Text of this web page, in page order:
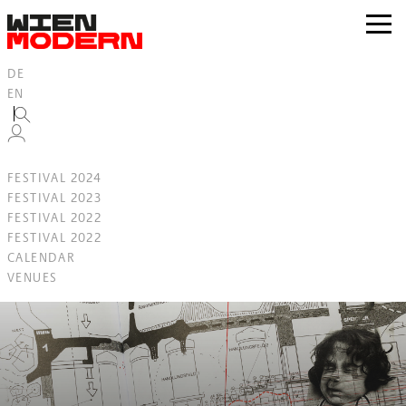
springen
zur
DE
EN
FESTIVAL 2024
FESTIVAL 2023
FESTIVAL 2022
FESTIVAL 2022
CALENDAR
VENUES